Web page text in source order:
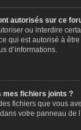
autorisés sur ce
ou interdire
qui est autorisé à
d’informations.
mes fichiers joints ?
fichiers que vous
votre panneau de